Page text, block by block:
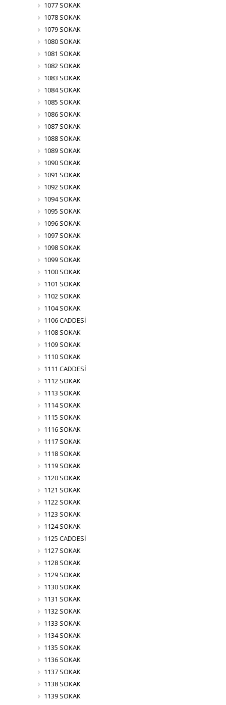
1077 SOKAK
1078 SOKAK
1079 SOKAK
1080 SOKAK
1081 SOKAK
1082 SOKAK
1083 SOKAK
1084 SOKAK
1085 SOKAK
1086 SOKAK
1087 SOKAK
1088 SOKAK
1089 SOKAK
1090 SOKAK
1091 SOKAK
1092 SOKAK
1094 SOKAK
1095 SOKAK
1096 SOKAK
1097 SOKAK
1098 SOKAK
1099 SOKAK
1100 SOKAK
1101 SOKAK
1102 SOKAK
1104 SOKAK
1106 CADDESİ
1108 SOKAK
1109 SOKAK
1110 SOKAK
1111 CADDESİ
1112 SOKAK
1113 SOKAK
1114 SOKAK
1115 SOKAK
1116 SOKAK
1117 SOKAK
1118 SOKAK
1119 SOKAK
1120 SOKAK
1121 SOKAK
1122 SOKAK
1123 SOKAK
1124 SOKAK
1125 CADDESİ
1127 SOKAK
1128 SOKAK
1129 SOKAK
1130 SOKAK
1131 SOKAK
1132 SOKAK
1133 SOKAK
1134 SOKAK
1135 SOKAK
1136 SOKAK
1137 SOKAK
1138 SOKAK
1139 SOKAK